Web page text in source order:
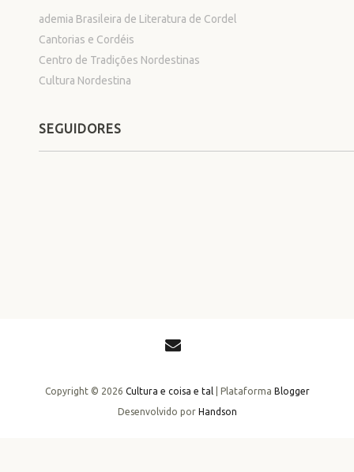
ademia Brasileira de Literatura de Cordel
Cantorias e Cordéis
Centro de Tradições Nordestinas
Cultura Nordestina
SEGUIDORES
Copyright © 2026 Cultura e coisa e tal| Plataforma Blogger
Desenvolvido por Handson